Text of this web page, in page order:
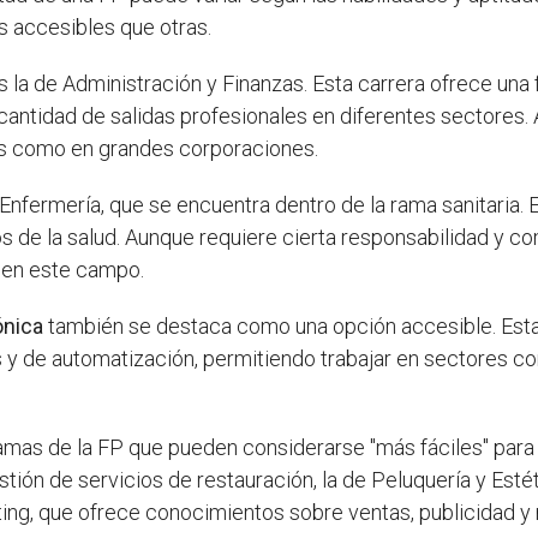
accesibles que otras.
la de Administración y Finanzas. Esta carrera ofrece
de salidas profesionales en diferentes sectores.
como en grandes corporaciones.
que se encuentra dentro de la rama
la salud. Aunque requiere cierta responsabilidad y
este campo.
también se destaca como una opción accesible.
de automatización, permitiendo trabajar en sectores
de la FP que pueden considerarse "más fáciles"
de servicios de restauración, la de Peluquería y
que ofrece conocimientos sobre ventas, publicidad y